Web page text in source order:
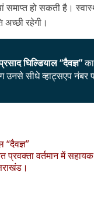
हो सकती है।
अच्छी रहेगी।
घिल्डियाल “दैवज्ञ”
उनसे सीधे व्हाट्सएप
“दैवज्ञ”
वर्तमान में